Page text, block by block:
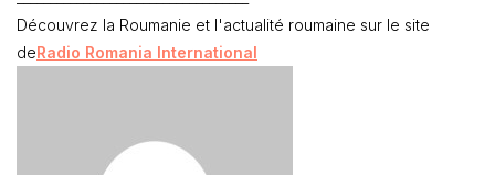
Découvrez la Roumanie et l'actualité roumaine sur le site
deRadio Romania International